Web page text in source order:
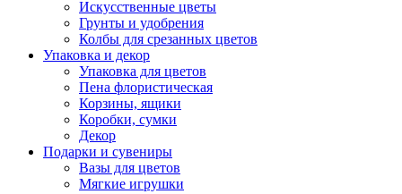
Искусственные цветы
Грунты и удобрения
Колбы для срезанных цветов
Упаковка и декор
Упаковка для цветов
Пена флористическая
Корзины, ящики
Коробки, сумки
Декор
Подарки и сувениры
Вазы для цветов
Мягкие игрушки